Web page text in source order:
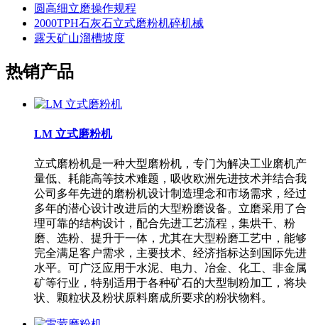
圆高细立磨操作规程
2000TPH石灰石立式磨粉机碎机械
露天矿山溜槽坡度
热销产品
LM 立式磨粉机
立式磨粉机是一种大型磨粉机，专门为解决工业磨机产
量低、耗能高等技术难题，吸收欧洲先进技术并结合我
公司多年先进的磨粉机设计制造理念和市场需求，经过
多年的潜心设计改进后的大型粉磨设备。立磨采用了合
理可靠的结构设计，配合先进工艺流程，集烘干、粉
磨、选粉、提升于一体，尤其在大型粉磨工艺中，能够
完全满足客户需求，主要技术、经济指标达到国际先进
水平。可广泛应用于水泥、电力、冶金、化工、非金属
矿等行业，特别适用于各种矿石的大型制粉加工，将块
状、颗粒状及粉状原料磨成所要求的粉状物料。